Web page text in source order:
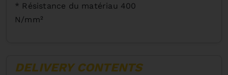
* Résistance du matériau 400
N/mm²
DELIVERY CONTENTS